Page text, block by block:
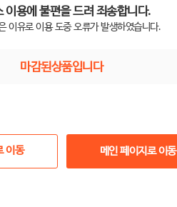
이용에 불편을 드려 죄송합니다.
이유로 이용 도중 오류가 발생하였습니다.
마감된상품입니다
이동 메인 페이지로 이동